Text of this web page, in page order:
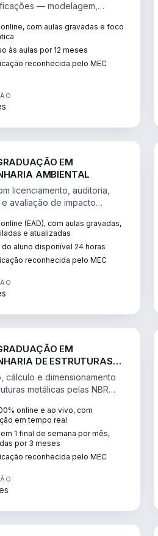
— modelagem,
Manager.
online, com aulas gravadas e foco
às aulas por 12 meses
reconhecida pelo MEC
EM
AMBIENTAL
licenciamento, auditoria,
avaliação de impacto
online (EAD), com aulas gravadas,
e atualizadas
do aluno disponível 24 horas
reconhecida pelo MEC
EM
DE ESTRUTURAS
COM ÊNFASE EM BIM
cálculo e dimensionamento
metálicas pelas NBR
ao aço.
online e ao vivo, com
em tempo real
1 final de semana por mês,
por 3 meses
reconhecida pelo MEC